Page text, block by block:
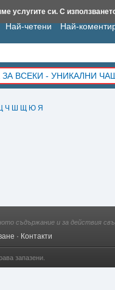
Ч Ш Щ Ю Я
Най-четени Най-
ЗА ВСЕКИ - УНИКАЛНИ
BauBau.bg NewAge.bg
съдържание и за действия
· Контакти
запазени.
услугите си. С